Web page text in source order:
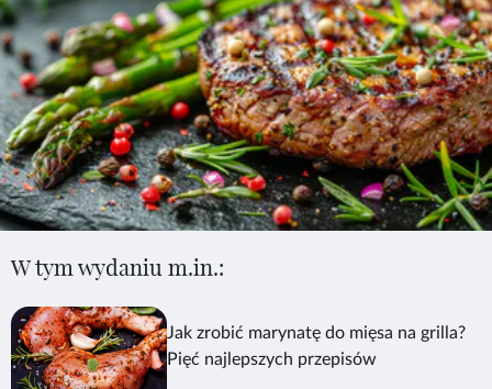
W tym wydaniu m.in.:
Jak zrobić marynatę do mięsa na grilla?
Pięć najlepszych przepisów